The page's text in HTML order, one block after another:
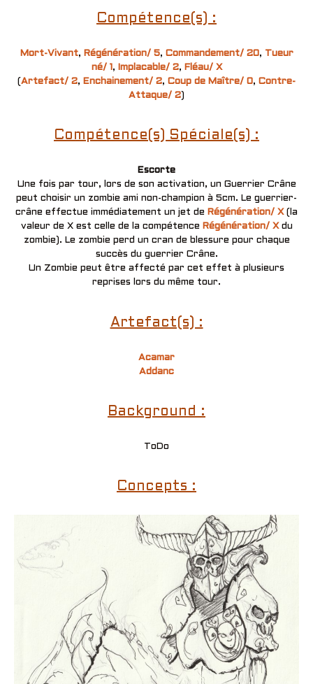
Compétence(s) :
Mort-Vivant, Régénération/ 5, Commandement/ 20, Tueur
né/ 1 , Implacable/ 2, Fléau/ X
(Artefact/ 2, Enchainement/ 2, Coup de Maître/ 0, Contre-
Attaque/ 2)
Compétence(s) Spéciale(s) :
Escorte
Une fois par tour, lors de son activation, un Guerrier Crâne
peut choisir un zombie ami non-champion à 5cm. Le guerrier-
crâne effectue immédiatement un jet de Régénération/ X(la
valeur de X est celle de la compétence Régénération/ Xdu
zombie). Le zombie perd un cran de blessure pour chaque
succès du guerrier Crâne.
Un Zombie peut être affecté par cet effet à plusieurs
reprises lors du même tour.
Artefact(s) :
Acamar
Addanc
Background :
ToDo
Concepts :